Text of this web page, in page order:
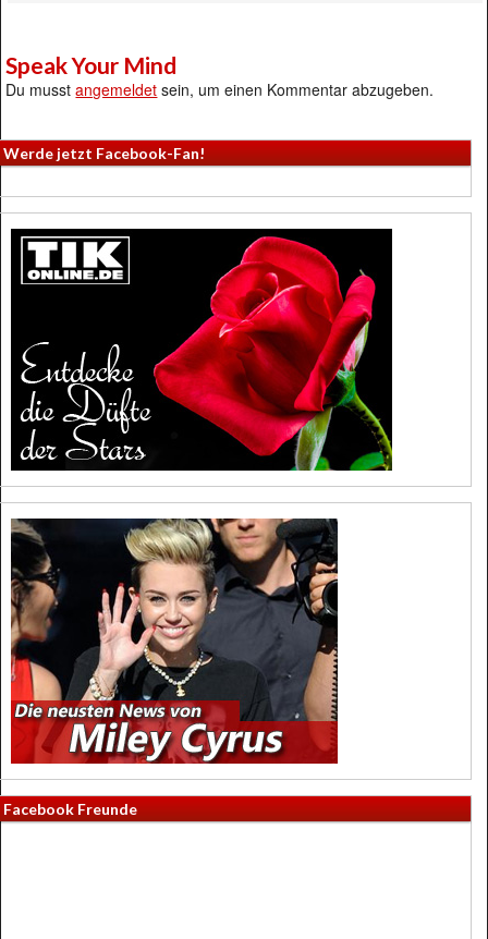
Speak Your Mind
Du musstangemeldet sein, um einen Kommentar abzugeben.
Werde jetzt Facebook-Fan!
Facebook Freunde